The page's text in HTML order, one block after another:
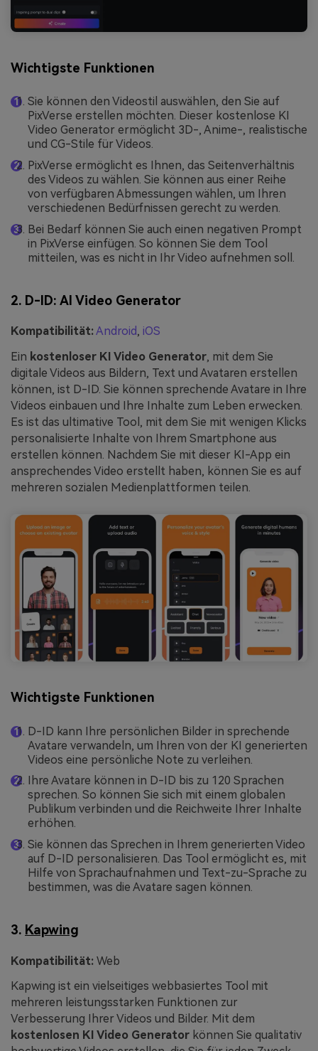
Wichtigste Funktionen
Sie können den Videostil auswählen, den Sie auf
PixVerse erstellen möchten. Dieser kostenlose KI
Video Generator ermöglicht 3D-, Anime-, realistische
und CG-Stile für Videos.
PixVerse ermöglicht es Ihnen, das Seitenverhältnis
des Videos zu wählen. Sie können aus einer Reihe
von verfügbaren Abmessungen wählen, um Ihren
verschiedenen Bedürfnissen gerecht zu werden.
Bei Bedarf können Sie auch einen negativen Prompt
in PixVerse einfügen. So können Sie dem Tool
mitteilen, was es nicht in Ihr Video aufnehmen soll.
2. D-ID: AI Video Generator
Kompatibilität:Android, iOS
Ein kostenloser KI Video Generator, mit dem Sie
digitale Videos aus Bildern, Text und Avataren erstellen
können, ist D-ID. Sie können sprechende Avatare in Ihre
Videos einbauen und Ihre Inhalte zum Leben erwecken.
Es ist das ultimative Tool, mit dem Sie mit wenigen Klicks
personalisierte Inhalte von Ihrem Smartphone aus
erstellen können. Nachdem Sie mit dieser KI-App ein
ansprechendes Video erstellt haben, können Sie es auf
mehreren sozialen Medienplattformen teilen.
Wichtigste Funktionen
D-ID kann Ihre persönlichen Bilder in sprechende
Avatare verwandeln, um Ihren von der KI generierten
Videos eine persönliche Note zu verleihen.
Ihre Avatare können in D-ID bis zu 120 Sprachen
sprechen. So können Sie sich mit einem globalen
Publikum verbinden und die Reichweite Ihrer Inhalte
erhöhen.
Sie können das Sprechen in Ihrem generierten Video
auf D-ID personalisieren. Das Tool ermöglicht es, mit
Hilfe von Sprachaufnahmen und Text-zu-Sprache zu
bestimmen, was die Avatare sagen können.
3. Kapwing
Kompatibilität: Web
Kapwing ist ein vielseitiges webbasiertes Tool mit
mehreren leistungsstarken Funktionen zur
Verbesserung Ihrer Videos und Bilder. Mit dem
kostenlosen KI Video Generator können Sie qualitativ